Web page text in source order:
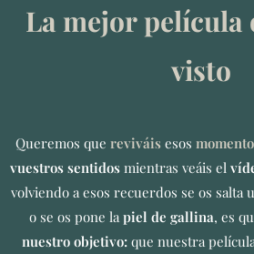
La mejor película
visto
Queremos que reviváis esos
vuestros sentidosmientras veáis el
volviendo a esos recuerdos se os salta
o se os pone lapiel de gallina, es
nuestro objetivo:que nuestra